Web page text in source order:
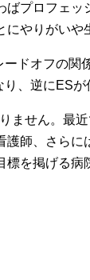
プロフェ
やりがいや
ドオフの
、逆にES
ません。最
師、さら
を掲げる病